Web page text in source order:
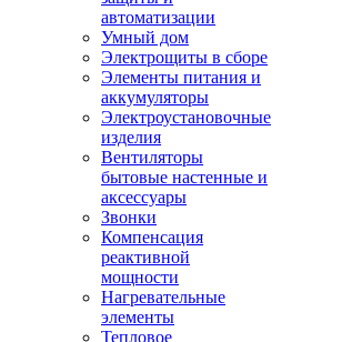
автоматизации
Умный дом
Электрощиты в сборе
Элементы питания и
аккумуляторы
Электроустановочные
изделия
Вентиляторы
бытовые настенные и
аксессуары
Звонки
Компенсация
реактивной
мощности
Нагревательные
элементы
Тепловое